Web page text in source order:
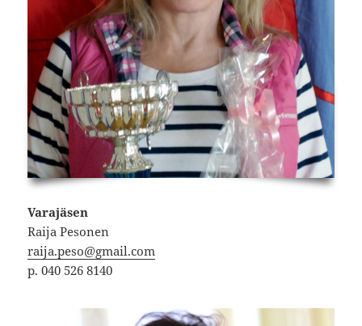
Varajäsen
Raija Pesonen
raija.peso@gmail.com
p. 040 526 8140